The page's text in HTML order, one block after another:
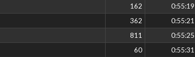
162 0:55:19
362 0:55:21
811 0:55:25
60 0:55:31